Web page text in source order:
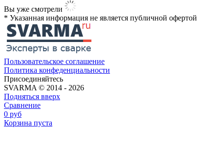
Вы уже смотрели
* Указанная информация не является публичной офертой​
Пользовательское соглашение
Политика конфеденциальности
Присоединяйтесь
SVARMA © 2014 - 2026
Подняться вверх
Сравнение
0 руб
Корзина пуста